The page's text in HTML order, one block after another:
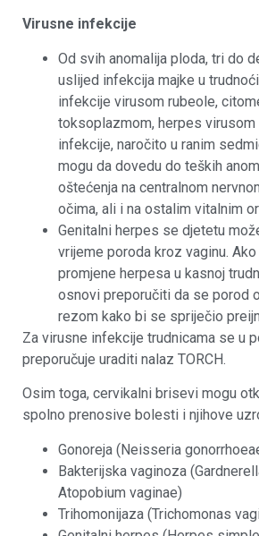
Virusne infekcije
Od svih anomalija ploda, tri do
uslijed infekcija majke u
infekcije virusom rubeole,
toksoplazmom, herpes virusom
infekcije, naročito u ranim
mogu da dovedu do teških
oštećenja na centralnom
očima, ali i na ostalim vitalnim
Genitalni herpes se djetetu
vrijeme poroda kroz vaginu.
promjene herpesa u kasnoj
osnovi preporučiti da se porod
rezom kako bi se spriječio
Za virusne infekcije trudnicama se u
preporučuje uraditi nalaz TORCH.
Osim toga, cervikalni brisevi mogu
spolno prenosive bolesti i njihove
Gonoreja (Neisseria
Bakterijska vaginoza
Atopobium vaginae)
Trihomonijaza (Trichomonas